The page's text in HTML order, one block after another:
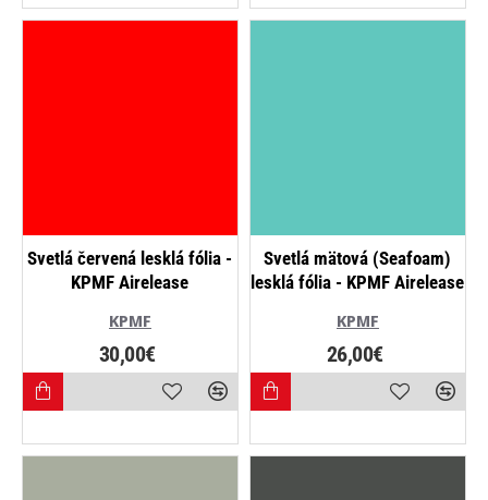
KPMF
Svetlá červená lesklá fólia -
KPMF Airelease
30,00€
NOVINKA
KPMF
Svetlá mätová (Seafoam)
lesklá fólia - KPMF Airelease
26,00€